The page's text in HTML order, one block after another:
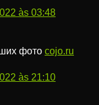
às 03:48
фото cojo.ru
às 21:10